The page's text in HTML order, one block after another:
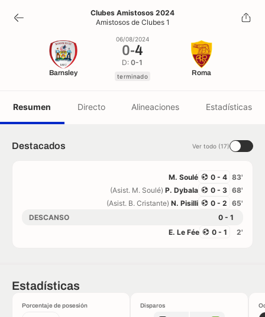
0-4
terminado
Clubes Amistosos 2024
Amistosos de Clubes 1
Barnsley
06/08/2024
0-4
D:0-1
terminado Roma
Resumen Directo Alineaciones Estadísticas
Destacados Ver todo (17)
83'
0 - 4
M. Soulé
68'
0 - 3
(Asist. M. Soulé) P. Dybala
65'
0 - 2
(Asist. B. Cristante) N. Pisilli
DESCANSO
0 - 1
2'
0 - 1
E. Le Fée
Estadísticas
Porcentaje de posesión Disparos